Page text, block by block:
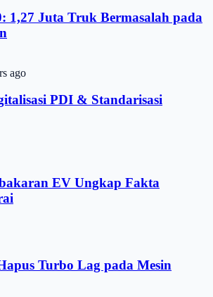
1,27 Juta Truk Bermasalah pada
ago
PDI & Standarisasi
EV Ungkap Fakta
Turbo Lag pada Mesin